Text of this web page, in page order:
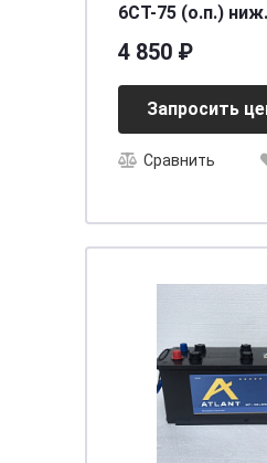
6СТ-75 (о.п.)
4 850 ₽
Запросить
Сравнить